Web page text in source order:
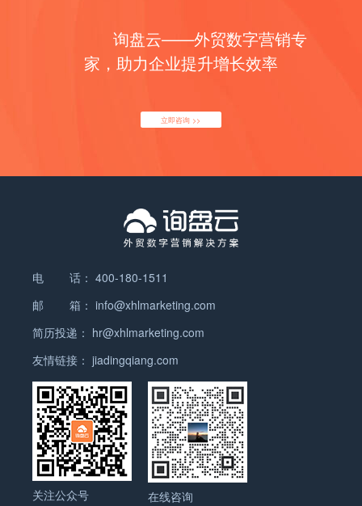
询盘云——外贸数字营销专
家，助力企业提升增长效率
立即咨询 >>
电 话： 400-180-1511
邮 箱： info@xhlmarketing.com
简历投递： hr@xhlmarketing.com
友情链接： jiadingqiang.com
关注公众号 在线咨询